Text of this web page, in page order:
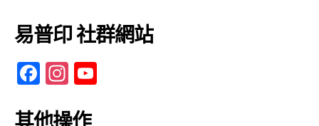
易普印 社群網站
F
a
c
In
st
a
其他操作